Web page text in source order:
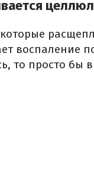
воспаление
то просто бы